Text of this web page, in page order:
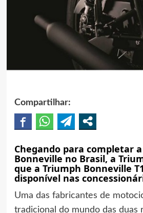
Compartilhar:
Chegando para completar
Bonneville no Brasil, a
que a Triumph Bonneville
disponível nas
Uma das fabricantes de
tradicional do mundo das duas